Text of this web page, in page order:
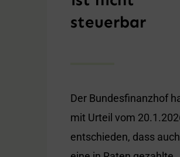
steuerbar
Der Bundesfinanzhof
mit Urteil vom
entschieden, dass auch